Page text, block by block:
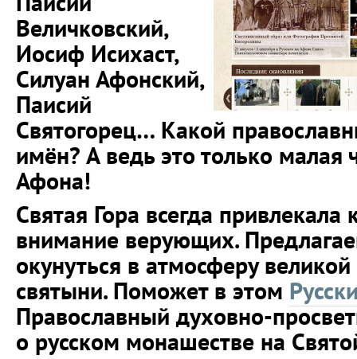
Величковский,
Иосиф Исихаст,
Силуан Афонский,
Паисий
Святогорец… Какой
имён? А ведь это только малая
Афона!
Святая Гора всегда привлекала
внимание верующих.
окунуться в атмосферу
святыни. Поможет в этом
Православный духовно-
о русском монашестве на